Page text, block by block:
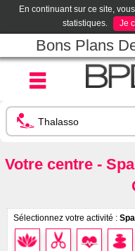
En continuant sur ce site,
statistiques.
Je
Bons Plans
Votre centre -
Sélectionnez votre activité :